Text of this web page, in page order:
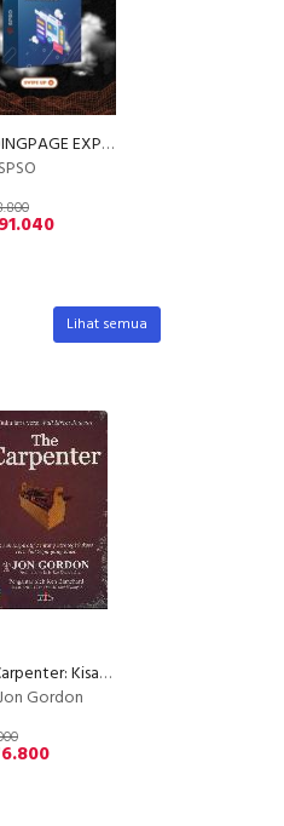
LANDINGPAGE EXPRESS
Lihat semua
The Carpenter: Kisah Inspiratif Ttg Strategi Sukses...
Gordon